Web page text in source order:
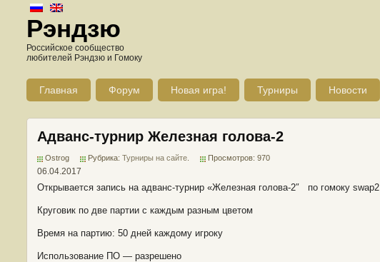
Рэндзю
Российское сообщество
любителей Рэндзю и Гомоку
Главная Форум Новая игра! Турниры Новости
Адванс-турнир Железная голова-2
Ostrog Рубрика: Турниры на сайте Просмотров: 970
06.04.2017
Открывается запись на адванс-турнир «Железная голова-2″ по гомоку swap2
Круговик по две партии с каждым разным цветом
Время на партию: 50 дней каждому игроку
Использование ПО — разрешено